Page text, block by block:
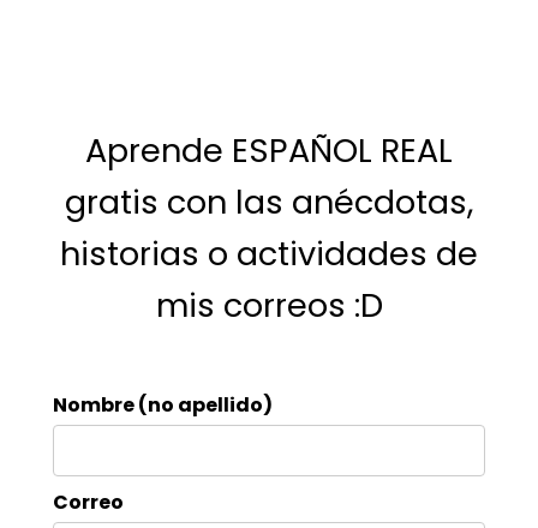
Aprende ESPAÑOL REAL
gratis con las anécdotas,
historias o actividades de
mis correos :D
Nombre (no apellido)
Correo